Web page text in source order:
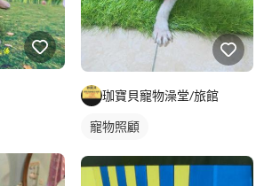
珈寶貝寵物澡堂/旅館
寵物照顧